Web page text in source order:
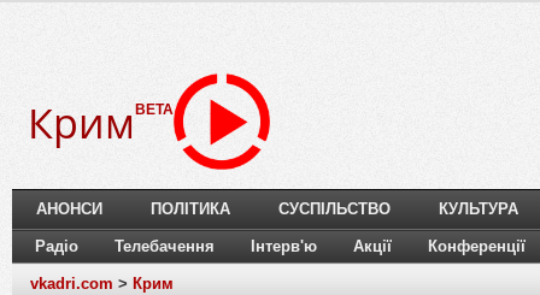
Крим BETA
АНОНСИ ПОЛІТИКА СУСПІЛЬСТВО КУЛЬТУРА
Радіо Телебачення Інтерв'ю Акції Конференції
vkadri.com > Крим